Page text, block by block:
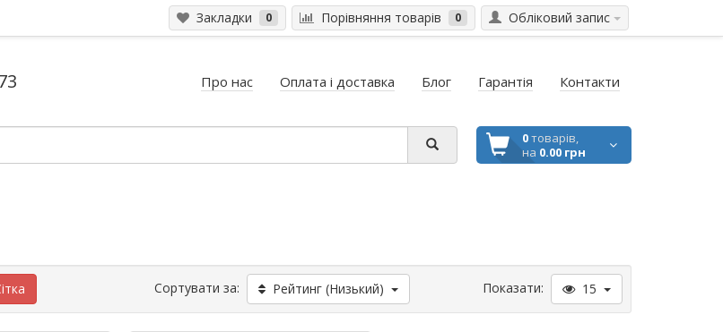
Обліковий запис
Закладки 0 Порівняння товарів 0
Про нас Оплата і доставка Блог Гарантія Контакти
0товарів,
на 0.00 грн
Сортувати за: Рейтинг (Низький) Показати: 15